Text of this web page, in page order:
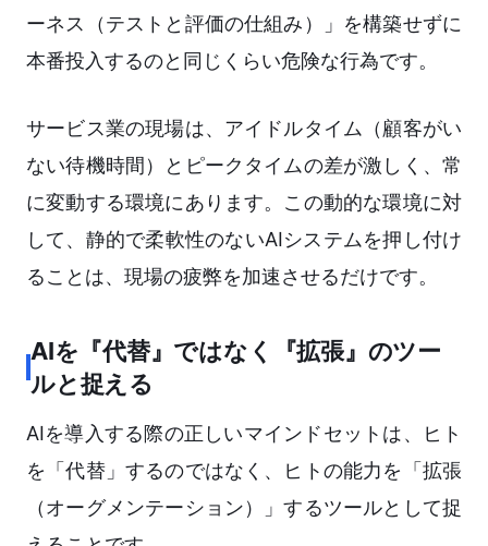
ーネス（テストと評価の仕組み）」を構築せずに
本番投入するのと同じくらい危険な行為です。
サービス業の現場は、アイドルタイム（顧客がい
ない待機時間）とピークタイムの差が激しく、常
に変動する環境にあります。この動的な環境に対
して、静的で柔軟性のないAIシステムを押し付け
ることは、現場の疲弊を加速させるだけです。
AIを『代替』ではなく『拡張』のツー
ルと捉える
AIを導入する際の正しいマインドセットは、ヒト
を「代替」するのではなく、ヒトの能力を「拡張
（オーグメンテーション）」するツールとして捉